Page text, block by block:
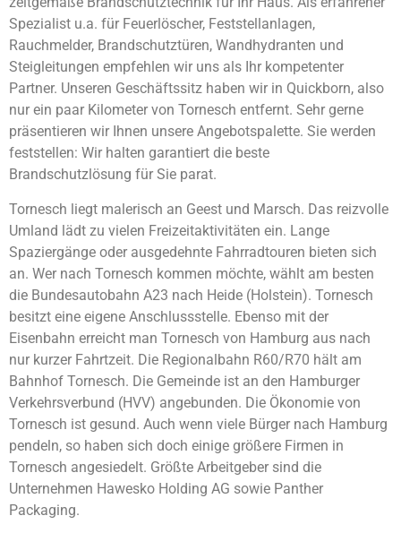
Spezialist u.a. für Feuerlöscher, Feststellanlagen,
Rauchmelder, Brandschutztüren, Wandhydranten und
Steigleitungen empfehlen wir uns als Ihr kompetenter
Partner. Unseren Geschäftssitz haben wir in Quickborn, also
nur ein paar Kilometer von Tornesch entfernt. Sehr gerne
präsentieren wir Ihnen unsere Angebotspalette. Sie werden
feststellen: Wir halten garantiert die beste
Brandschutzlösung für Sie parat.
Tornesch liegt malerisch an Geest und Marsch. Das reizvolle
Umland lädt zu vielen Freizeitaktivitäten ein. Lange
Spaziergänge oder ausgedehnte Fahrradtouren bieten sich
an. Wer nach Tornesch kommen möchte, wählt am besten
die Bundesautobahn A23 nach Heide (Holstein). Tornesch
besitzt eine eigene Anschlussstelle. Ebenso mit der
Eisenbahn erreicht man Tornesch von Hamburg aus nach
nur kurzer Fahrtzeit. Die Regionalbahn R60/R70 hält am
Bahnhof Tornesch. Die Gemeinde ist an den Hamburger
Verkehrsverbund (HVV) angebunden. Die Ökonomie von
Tornesch ist gesund. Auch wenn viele Bürger nach Hamburg
pendeln, so haben sich doch einige größere Firmen in
Tornesch angesiedelt. Größte Arbeitgeber sind die
Unternehmen Hawesko Holding AG sowie Panther
Packaging.